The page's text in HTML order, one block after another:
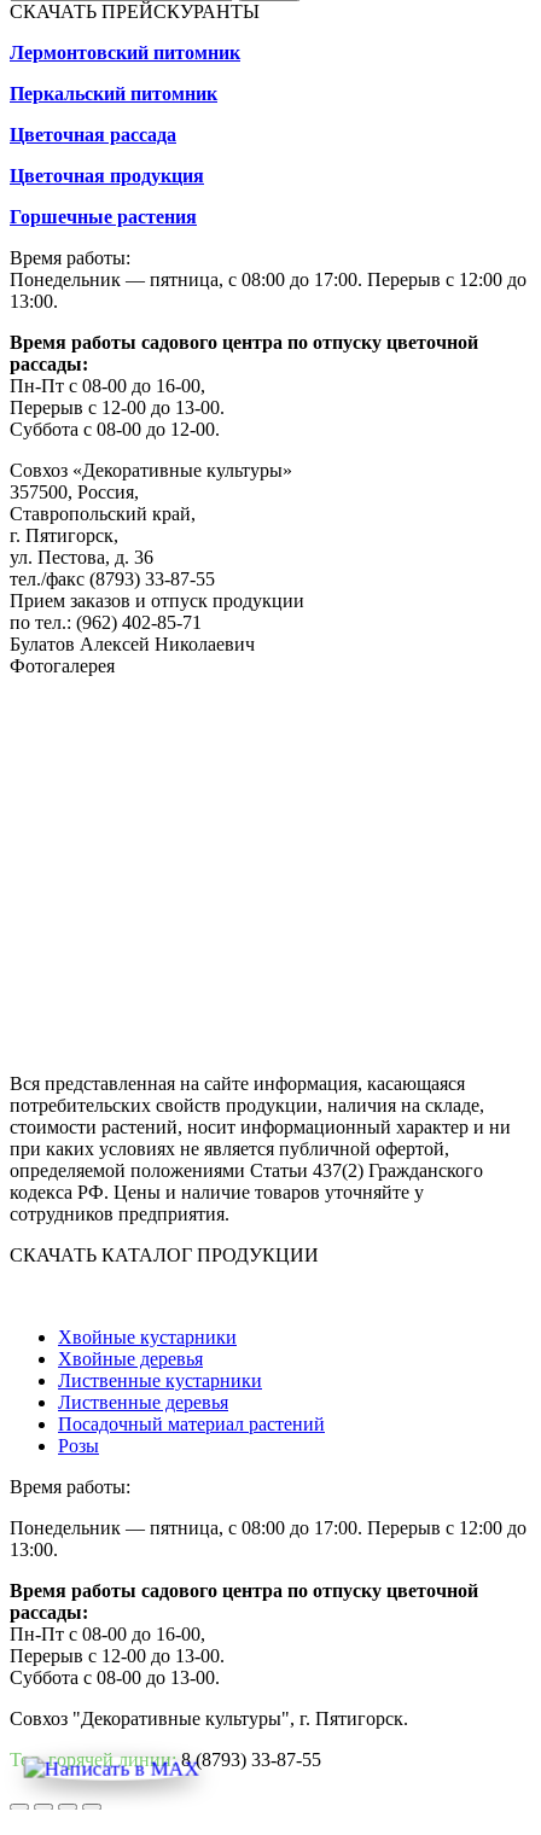
СКАЧАТЬ ПРЕЙСКУРАНТЫ
Лермонтовский питомник
Перкальский питомник
Цветочная рассада
Цветочная продукция
Горшечные растения
Время работы:
Понедельник — пятница, с 08:00 до 17:00. Перерыв с 12:00 до
13:00.
Время работы садового центра по отпуску цветочной
рассады:
Пн-Пт с 08-00 до 16-00,
Перерыв с 12-00 до 13-00.
Суббота с 08-00 до 12-00.
Совхоз «Декоративные культуры»
357500, Россия,
Ставропольский край,
г. Пятигорск,
ул. Пестова, д. 36
тел./факс (8793) 33-87-55
Прием заказов и отпуск продукции
по тел.: (962) 402-85-71
Булатов Алексей Николаевич
Фотогалерея
Вся представленная на сайте информация, касающаяся
потребительских свойств продукции, наличия на складе,
стоимости растений, носит информационный характер и ни
при каких условиях не является публичной офертой,
определяемой положениями Статьи 437(2) Гражданского
кодекса РФ. Цены и наличие товаров уточняйте у
сотрудников предприятия.
СКАЧАТЬ КАТАЛОГ ПРОДУКЦИИ
Хвойные кустарники
Хвойные деревья
Лиственные кустарники
Лиственные деревья
Посадочный материал растений
Розы
Время работы:
Понедельник — пятница, с 08:00 до 17:00. Перерыв с 12:00 до
13:00.
Время работы садового центра по отпуску цветочной
рассады:
Пн-Пт с 08-00 до 16-00,
Перерыв с 12-00 до 13-00.
Суббота с 08-00 до 13-00.
Совхоз "Декоративные культуры", г. Пятигорск.
Тел. горячей линии:8 (8793) 33-87-55
Вверх